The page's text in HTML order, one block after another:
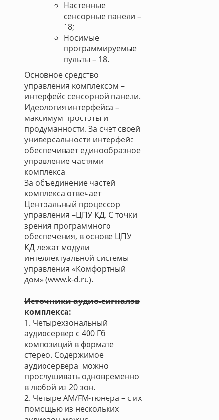
Настенные
сенсорные панели –
18;
Носимые
программируемые
пульты – 18.
Основное средство
управления комплексом –
интерфейс сенсорной панели.
Идеология интерфейса –
максимум простоты и
продуманности. За счет своей
универсальности интерфейс
обеспечивает единообразное
управление частями
комплекса.
За объединение частей
комплекса отвечает
Центральный процессор
управления –ЦПУ КД. С точки
зрения программного
обеспечения, в основе ЦПУ
КД лежат модули
интеллектуальной системы
управления «Комфортный
дом» (www.k-d.ru).
Источники аудио-сигналов
комплекса:
1. Четырехзональный
аудиосервер с 400 Гб
композиций в формате
стерео. Содержимое
аудиосервера можно
прослушивать одновременно
в любой из 20 зон.
2. Четыре AM/FM-тюнера – с их
помощью из нескольких